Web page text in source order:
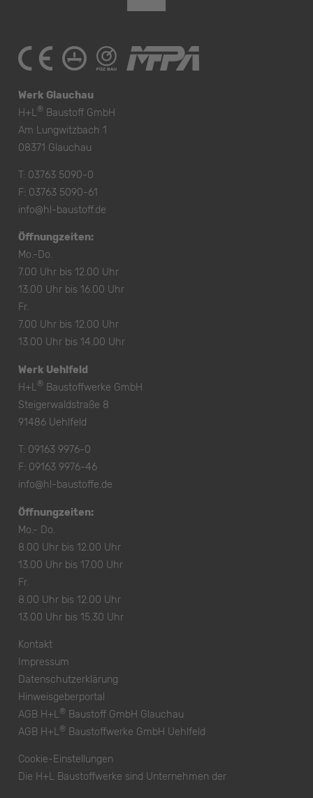
Werk Glauchau
H+L® Baustoff GmbH
Am Lungwitzbach 1
08371 Glauchau
T: 03763 5090-0
F: 03763 5090-61
info@hl-baustoff.de
Öffnungzeiten:
Mo.-Do.
7.00 Uhr bis 12.00 Uhr
13.00 Uhr bis 16.00 Uhr
Fr.
7.00 Uhr bis 12.00 Uhr
13.00 Uhr bis 14.00 Uhr
Werk Uehlfeld
H+L® Baustoffwerke GmbH
Steigerwaldstraße 8
91486 Uehlfeld
T: 09163 9976-0
F: 09163 9976-46
info@hl-baustoffe.de
Öffnungzeiten:
Mo.- Do.
8.00 Uhr bis 12.00 Uhr
13.00 Uhr bis 17.00 Uhr
Fr.
8.00 Uhr bis 12.00 Uhr
13.00 Uhr bis 15.30 Uhr
Kontakt
Impressum
Datenschutzerklärung
Hinweisgeberportal
AGB H+L® Baustoff GmbH Glauchau
AGB H+L® Baustoffwerke GmbH Uehlfeld
Cookie-Einstellungen
Die H+L Baustoffwerke sind Unternehmen der